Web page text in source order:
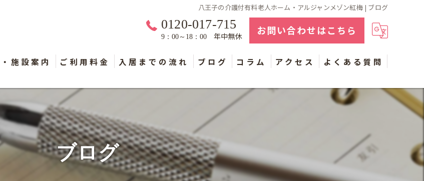
八王子の介護付有料老人ホーム・アルジャンメゾン紅梅 | ブログ
0120-017-715
9：00～18：00 年中無休 お問い合わせはこちら
施設案内 ご利用料金 入居までの流れ ブログ コラム アクセス よくある質問
ブログ